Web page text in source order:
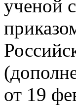
ученой
от 19